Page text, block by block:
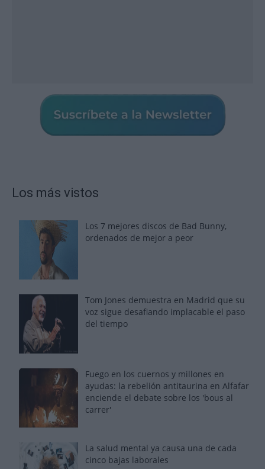
Los más vistos
Los 7 mejores discos de Bad Bunny,
ordenados de mejor a peor
Tom Jones demuestra en Madrid que su
voz sigue desafiando implacable el paso
del tiempo
Fuego en los cuernos y millones en
ayudas: la rebelión antitaurina en Alfafar
enciende el debate sobre los 'bous al
carrer'
La salud mental ya causa una de cada
cinco bajas laborales